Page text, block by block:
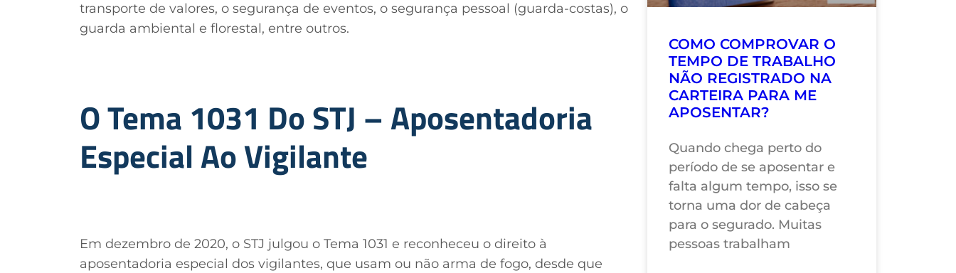
transporte de valores, o segurança de eventos, o segurança pessoal (guarda-costas), o
guarda ambiental e florestal, entre outros.
O Tema 1031 Do STJ – Aposentadoria
Especial Ao Vigilante
Em dezembro de 2020, o STJ julgou o Tema 1031 e reconheceu o direito à
aposentadoria especial dos vigilantes, que usam ou não arma de fogo, desde que
COMO COMPROVAR O
TEMPO DE TRABALHO
NÃO REGISTRADO NA
CARTEIRA PARA ME
APOSENTAR?
Quando chega perto do
período de se aposentar e
falta algum tempo, isso se
torna uma dor de cabeça
para o segurado. Muitas
pessoas trabalham